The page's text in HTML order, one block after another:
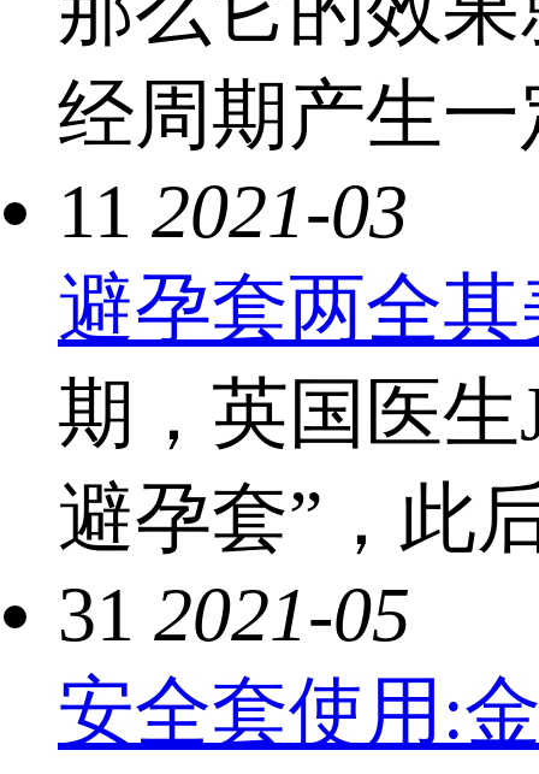
经周期产生
11 2021-03
避孕套两全
期，英国医生
避孕套”，此
31 2021-05
安全套使用: